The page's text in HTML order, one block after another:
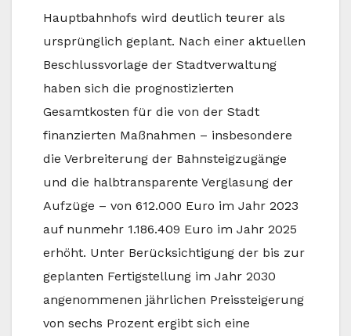
Hauptbahnhofs wird deutlich teurer als
ursprünglich geplant. Nach einer aktuellen
Beschlussvorlage der Stadtverwaltung
haben sich die prognostizierten
Gesamtkosten für die von der Stadt
finanzierten Maßnahmen – insbesondere
die Verbreiterung der Bahnsteigzugänge
und die halbtransparente Verglasung der
Aufzüge – von 612.000 Euro im Jahr 2023
auf nunmehr 1.186.409 Euro im Jahr 2025
erhöht. Unter Berücksichtigung der bis zur
geplanten Fertigstellung im Jahr 2030
angenommenen jährlichen Preissteigerung
von sechs Prozent ergibt sich eine